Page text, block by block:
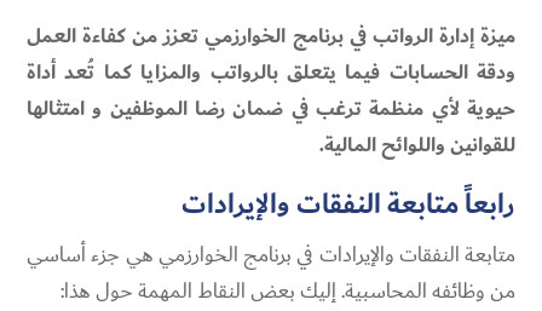
ميزة إدارة الرواتب في برنامج الخوارزمي تعزز من كفاءة العمل
ودقة الحسابات فيما يتعلق بالرواتب والمزايا كما تُعد أداة
حيوية لأي منظمة ترغب في ضمان رضا الموظفين و امتثالها
للقوانين واللوائح المالية.
رابعاً متابعة النفقات والإيرادات
متابعة النفقات والإيرادات في برنامج الخوارزمي هي جزء أساسي
من وظائفه المحاسبية. إليك بعض النقاط المهمة حول هذا: